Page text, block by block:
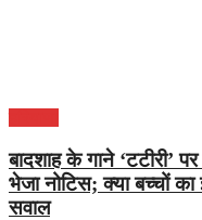
बादशाह के गाने ‘टटीरी’
भेजा नोटिस; क्या बच्चों
सवाल